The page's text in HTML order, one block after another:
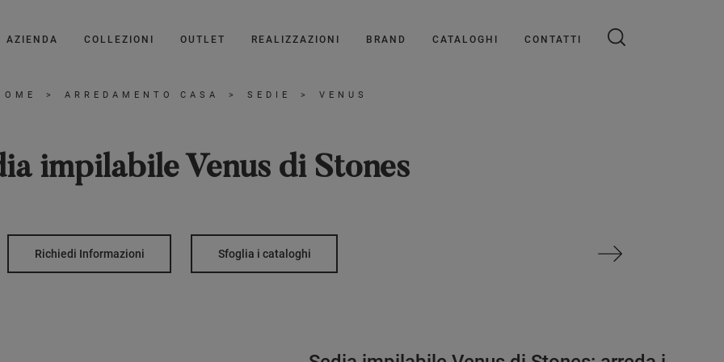
AZIENDA COLLEZIONI OUTLET REALIZZAZIONI BRAND CATALOGHI CONTATTI
> ARREDAMENTO CASA > SEDIE > VENUS
impilabile Venus di Stones
Richiedi Informazioni Sfoglia i cataloghi